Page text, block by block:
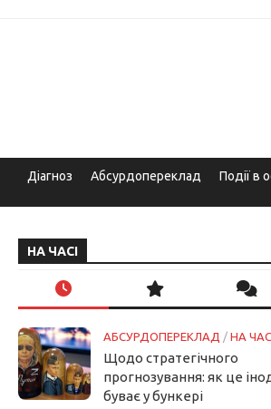
Діагноз Абсурдопереклад Події в
НА ЧАСІ
АБСУРДОПЕРЕКЛАД / НА
Щодо стратегічного
прогнозування: як це
буває у бункері